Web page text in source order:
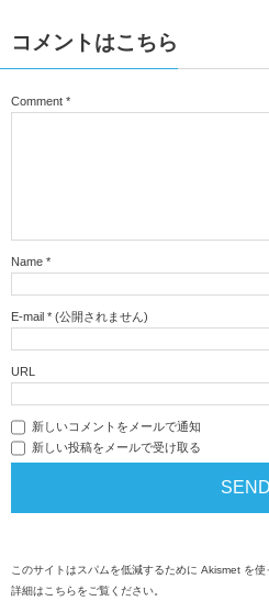
コメントはこちら
Comment *
Name *
E-mail * (公開されません)
URL
新しいコメントをメールで通知
新しい投稿をメールで受け取る
このサイトはスパムを低減するために Akismet を使
詳細はこちらをご覧ください